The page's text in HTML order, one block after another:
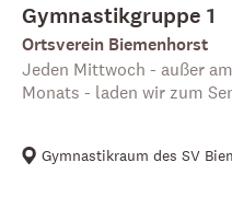
Gymnastikgruppe 1
Ortsverein Biemenhorst
Jeden Mittwoch - außer
Monats - laden wir zum
Gymnastikraum des SV